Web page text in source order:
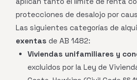
protecciones de desalojo por
Las siguientes categorías de
exentas de AB 1482:
Viviendas unifamiliares y
excluidos por la Ley de